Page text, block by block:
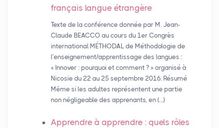
français langue étrangère
Texte de la conférence donnée par M. Jean-
Claude BEACCO au cours du 1er Congrès
international MÉTHODAL de Méthodologie de
l’enseignement/apprentissage des langues :
« Innover : pourquoi et comment ? » organisé à
Nicosie du 22 au 25 septembre 2016. Résumé
Même si les adultes représentent une partie
non négligeable des apprenants, en (…)
Apprendre à apprendre : quels rôles